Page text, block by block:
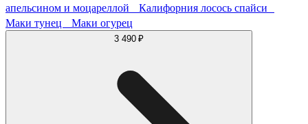
апельсином и моцареллой Калифорния лосось спайси
Маки тунец Маки огурец
3 490 ₽